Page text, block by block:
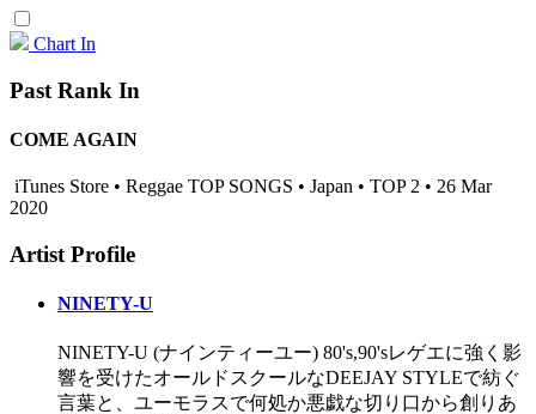
Chart In
Past Rank In
COME AGAIN
iTunes Store • Reggae TOP SONGS • Japan • TOP 2 • 26 Mar
2020
Artist Profile
NINETY-U
NINETY-U (ナインティーユー) 80's,90'sレゲエに強く影
響を受けたオールドスクールなDEEJAY STYLEで紡ぐ
言葉と、ユーモラスで何処か悪戯な切り口から創りあ